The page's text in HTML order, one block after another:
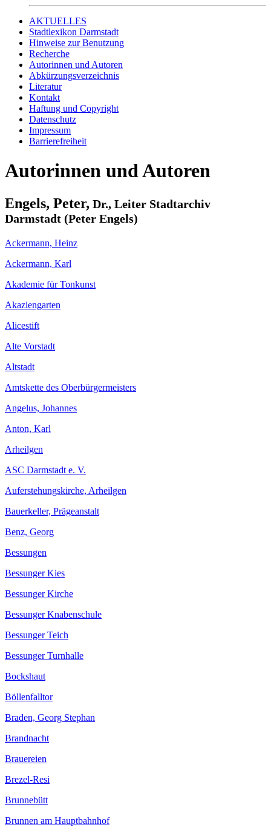
AKTUELLES
Stadtlexikon Darmstadt
Hinweise zur Benutzung
Recherche
Autorinnen und Autoren
Abkürzungsverzeichnis
Literatur
Kontakt
Haftung und Copyright
Datenschutz
Impressum
Barrierefreiheit
Autorinnen und Autoren
Engels, Peter, Dr., Leiter Stadtarchiv
Darmstadt (Peter Engels)
Ackermann, Heinz
Ackermann, Karl
Akademie für Tonkunst
Akaziengarten
Alicestift
Alte Vorstadt
Altstadt
Amtskette des Oberbürgermeisters
Angelus, Johannes
Anton, Karl
Arheilgen
ASC Darmstadt e. V.
Auferstehungskirche, Arheilgen
Bauerkeller, Prägeanstalt
Benz, Georg
Bessungen
Bessunger Kies
Bessunger Kirche
Bessunger Knabenschule
Bessunger Teich
Bessunger Turnhalle
Bockshaut
Böllenfalltor
Braden, Georg Stephan
Brandnacht
Brauereien
Brezel-Resi
Brunnebütt
Brunnen am Hauptbahnhof